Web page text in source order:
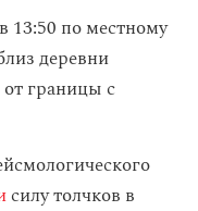
13:50 по местному
деревни
границы с
силу толчков в